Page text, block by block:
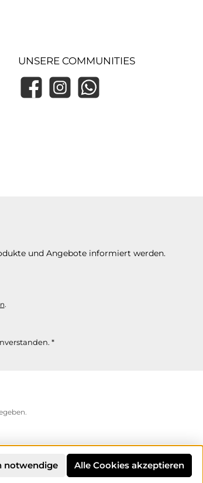
UNSERE COMMUNITIES
FacebookInstagramWhatsApp
und Angebote informiert werden.
.
*
notwendige Alle Cookies akzeptieren